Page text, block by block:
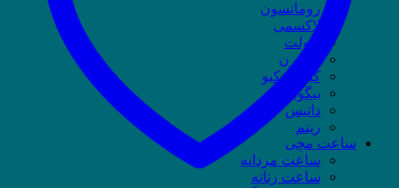
رومانسون
لاکسمی
ویولت
وسترن
کیو اند کیو
بیگوتی
داتیس
ریتم
ساعت مچی
ساعت مردانه
ساعت زنانه